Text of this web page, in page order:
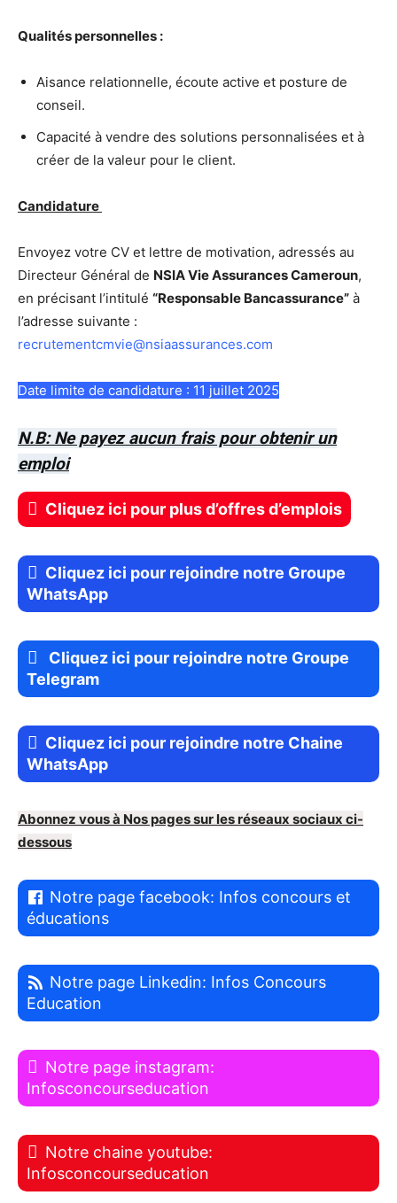
Qualités personnelles :
Aisance relationnelle, écoute active et posture de
conseil.
Capacité à vendre des solutions personnalisées et à
créer de la valeur pour le client.
Candidature
Envoyez votre CV et lettre de motivation, adressés au
Directeur Général de NSIA Vie Assurances Cameroun,
en précisant l’intitulé “Responsable Bancassurance” à
l’adresse suivante :
recrutementcmvie@nsiaassurances.com
Date limite de candidature : 11 juillet 2025
N.B: Ne payez aucun frais pour obtenir un
emploi
Cliquez ici pour plus d’offres d’emplois
Cliquez ici pour rejoindre notre Groupe
WhatsApp
Cliquez ici pour rejoindre notre Groupe
Telegram
Cliquez ici pour rejoindre notre Chaine
WhatsApp
Abonnez vous à Nos pages sur les réseaux sociaux ci-
dessous
Notre page facebook: Infos concours et
éducations
Notre page Linkedin: Infos Concours
Education
Notre page instagram:
Infosconcourseducation
Notre chaine youtube:
Infosconcourseducation